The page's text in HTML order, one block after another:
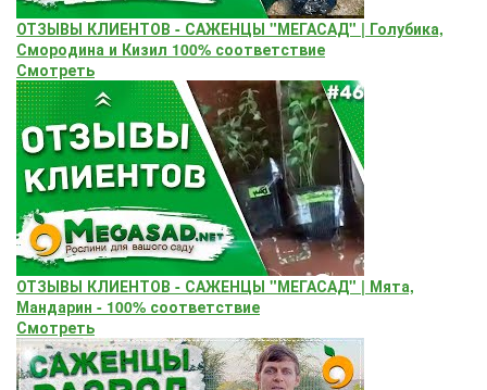
ОТЗЫВЫ КЛИЕНТОВ - САЖЕНЦЫ "МЕГАСАД" | Голубика,
Смородина и Кизил 100% соответствие
Смотреть
ОТЗЫВЫ КЛИЕНТОВ - САЖЕНЦЫ "МЕГАСАД" | Мята,
Мандарин - 100% соответствие
Смотреть